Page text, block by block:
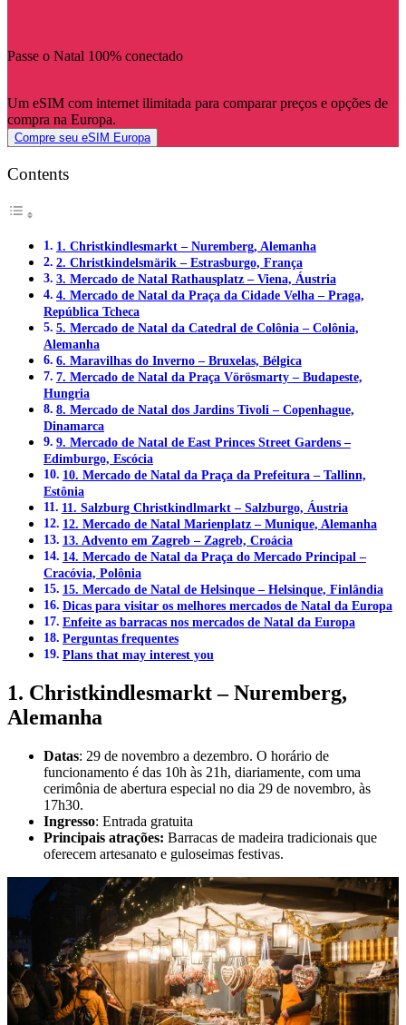
Passe o Natal 100% conectado
Um eSIM com internet ilimitada para comparar preços e opções de
compra na Europa.
Compre seu eSIM Europa
Contents
1. Christkindlesmarkt – Nuremberg, Alemanha
2. Christkindelsmärik – Estrasburgo, França
3. Mercado de Natal Rathausplatz – Viena, Áustria
4. Mercado de Natal da Praça da Cidade Velha – Praga,
República Tcheca
5. Mercado de Natal da Catedral de Colônia – Colônia,
Alemanha
6. Maravilhas do Inverno – Bruxelas, Bélgica
7. Mercado de Natal da Praça Vörösmarty – Budapeste,
Hungria
8. Mercado de Natal dos Jardins Tivoli – Copenhague,
Dinamarca
9. Mercado de Natal de East Princes Street Gardens –
Edimburgo, Escócia
10. Mercado de Natal da Praça da Prefeitura – Tallinn,
Estônia
11. Salzburg Christkindlmarkt – Salzburgo, Áustria
12. Mercado de Natal Marienplatz – Munique, Alemanha
13. Advento em Zagreb – Zagreb, Croácia
14. Mercado de Natal da Praça do Mercado Principal –
Cracóvia, Polônia
15. Mercado de Natal de Helsinque – Helsinque, Finlândia
Dicas para visitar os melhores mercados de Natal da Europa
Enfeite as barracas nos mercados de Natal da Europa
Perguntas frequentes
Plans that may interest you
1. Christkindlesmarkt – Nuremberg,
Alemanha
Datas: 29 de novembro a dezembro. O horário de
funcionamento é das 10h às 21h, diariamente, com uma
cerimônia de abertura especial no dia 29 de novembro, às
17h30.
Ingresso: Entrada gratuita
Principais atrações: Barracas de madeira tradicionais que
oferecem artesanato e guloseimas festivas.